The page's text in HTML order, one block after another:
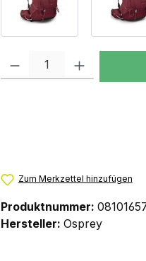
Produkt Anzahl: Gib den
Zum Merkzettel hinzufügen
Produktnummer:
Hersteller: Osprey